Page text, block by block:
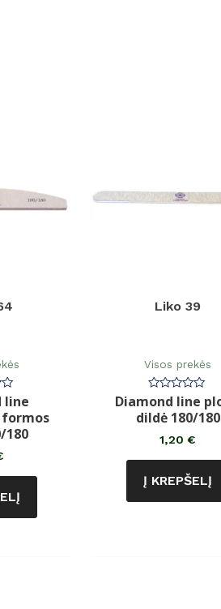
line
formos
180
Liko 39
Visos prekės
Įvertinimas:
0
iš
Diamond line
dildė 180/180
1,20€
Į KREPŠELĮ